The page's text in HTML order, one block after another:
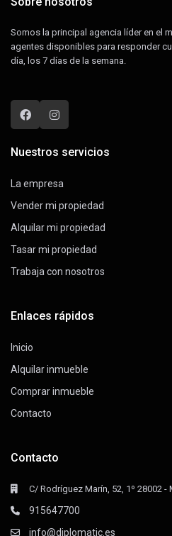
Somos la principal agencia líder en el
agentes disponibles para responder
día, los 7 días de la semana.
Nuestros servicios
La empresa
Vender mi propiedad
Alquilar mi propiedad
Tasar mi propiedad
Trabaja con nosotros
Enlaces rápidos
Inicio
Alquilar inmueble
Comprar inmueble
Contacto
Contacto
C/ Rodríguez Marín, 52, 1º 28002 -
915647700
info@diplomatic.es